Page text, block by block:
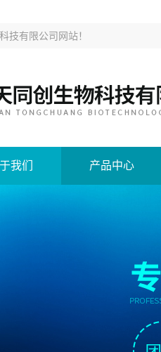
技有限公司网站！
我们 产品中心